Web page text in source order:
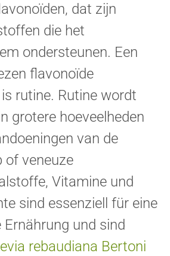
dat zijn
die het
ondersteunen. Een
flavonoïde
rutine. Rutine wordt
grotere hoeveelheden
van de
of veneuze
Vitamine und
sind essenziell für eine
Ernährung und sind
rebaudiana Bertoni